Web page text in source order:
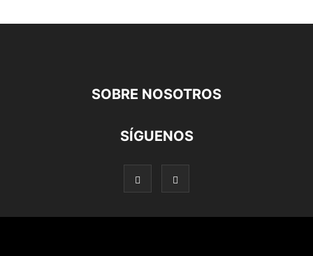
SOBRE NOSOTROS
SÍGUENOS